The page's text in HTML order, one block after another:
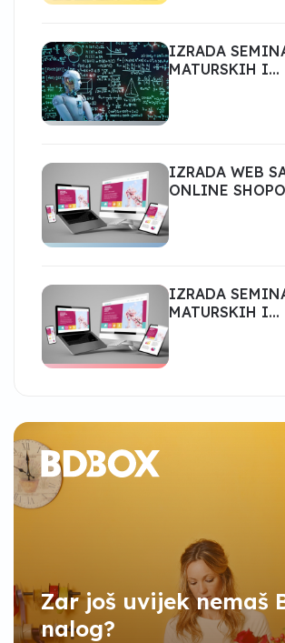
IZRADA
MATURSKIH I
IZRADA WEB
ONLINE
IZRADA
MATURSKIH I
Zar još uvijek nemaš
nalog?